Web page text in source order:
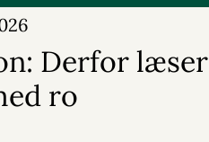
Derfor læser
ro